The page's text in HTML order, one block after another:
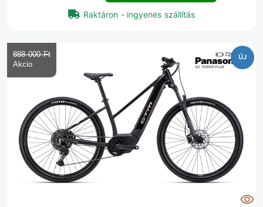
Raktáron - ingyenes szállítás
ÚJ
888 000 Ft‎